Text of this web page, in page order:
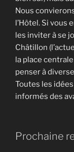
Nous
l’Hôtel. Si vous
les inviter à se
Châtillon
la place
penser à
Toutes les
informés des
Prochaine